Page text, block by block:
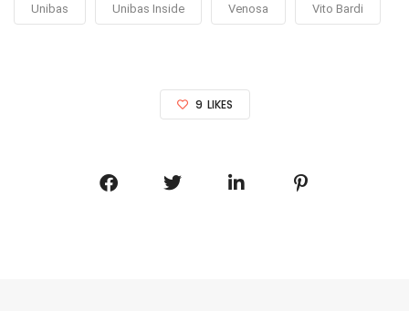
Unibas Unibas Inside Venosa Vito Bardi
9 LIKES